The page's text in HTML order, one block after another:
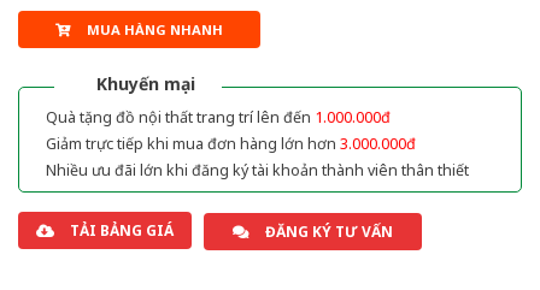
MUA HÀNG NHANH
Khuyến mại
Quà tặng đồ nội thất trang trí lên đến 1.000.000đ
Giảm trực tiếp khi mua đơn hàng lớn hơn 3.000.000đ
Nhiều ưu đãi lớn khi đăng ký tài khoản thành viên thân thiết
TẢI BẢNG GIÁ ĐĂNG KÝ TƯ VẤN